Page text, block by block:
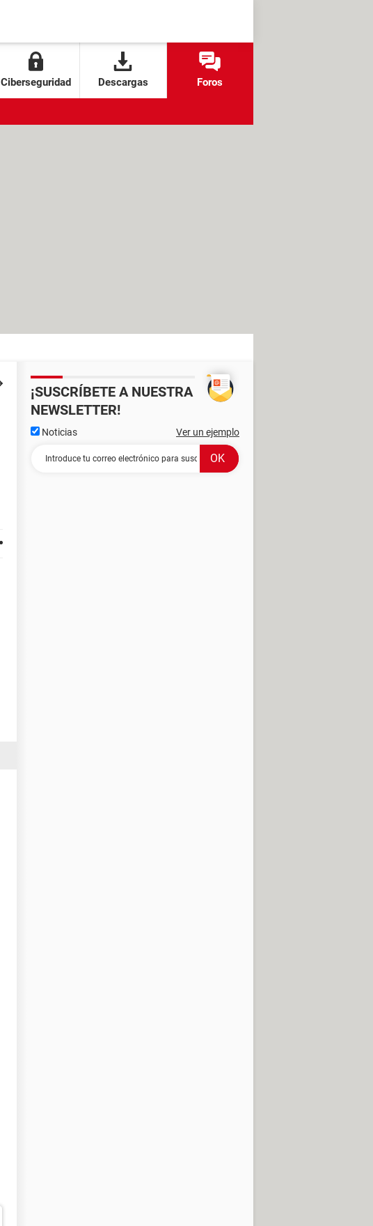
Ciberseguridad Descargas Foros
¡SUSCRÍBETE A NUESTRA
NEWSLETTER!
Noticias Ver un ejemplo